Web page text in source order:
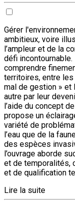
Gérer
ambitieux, voire
l’ampleur et de la
défi
comprendre
territoires, entre les
mal de gestion » et
autre par leur
l’aide du concept
propose un
variété de
l’eau que de la
des espèces
l’ouvrage aborde
et de temporalités,
et de qualification
Lire la suite